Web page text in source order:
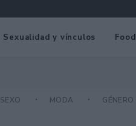
Sexualidad y vínculos Food
SEXO MODA GÉNERO